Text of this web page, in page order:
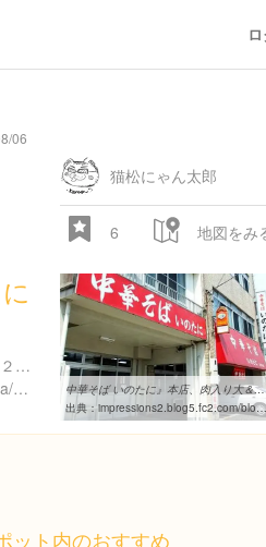
06
猫松にゃん太郎
6 地図をみ
徳島県徳島市西大工町４丁目２５ 猪谷ビル
https://tabelog.com/tokushima/A3601/A360101/36000011/
中華そば いのたに』本店、肉入り大＆生玉子 | 食の記録集
出典：impressions2.blog5.fc2.com/blog-entry-605.html
ット内のおすすめ